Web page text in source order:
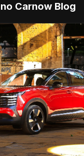
Carnow Blog